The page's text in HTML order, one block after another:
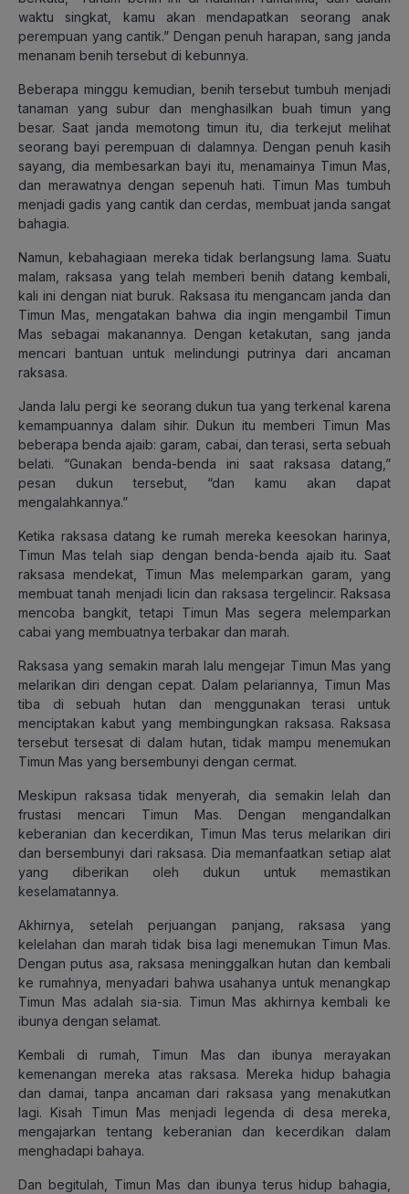
waktu singkat, kamu akan mendapatkan seorang anak
perempuan yang cantik.” Dengan penuh harapan, sang janda
menanam benih tersebut di kebunnya.
Beberapa minggu kemudian, benih tersebut tumbuh menjadi
tanaman yang subur dan menghasilkan buah timun yang
besar. Saat janda memotong timun itu, dia terkejut melihat
seorang bayi perempuan di dalamnya. Dengan penuh kasih
sayang, dia membesarkan bayi itu, menamainya Timun Mas,
dan merawatnya dengan sepenuh hati. Timun Mas tumbuh
menjadi gadis yang cantik dan cerdas, membuat janda sangat
bahagia.
Namun, kebahagiaan mereka tidak berlangsung lama. Suatu
malam, raksasa yang telah memberi benih datang kembali,
kali ini dengan niat buruk. Raksasa itu mengancam janda dan
Timun Mas, mengatakan bahwa dia ingin mengambil Timun
Mas sebagai makanannya. Dengan ketakutan, sang janda
mencari bantuan untuk melindungi putrinya dari ancaman
raksasa.
Janda lalu pergi ke seorang dukun tua yang terkenal karena
kemampuannya dalam sihir. Dukun itu memberi Timun Mas
beberapa benda ajaib: garam, cabai, dan terasi, serta sebuah
belati. “Gunakan benda-benda ini saat raksasa datang,”
pesan dukun tersebut, “dan kamu akan dapat
mengalahkannya.”
Ketika raksasa datang ke rumah mereka keesokan harinya,
Timun Mas telah siap dengan benda-benda ajaib itu. Saat
raksasa mendekat, Timun Mas melemparkan garam, yang
membuat tanah menjadi licin dan raksasa tergelincir. Raksasa
mencoba bangkit, tetapi Timun Mas segera melemparkan
cabai yang membuatnya terbakar dan marah.
Raksasa yang semakin marah lalu mengejar Timun Mas yang
melarikan diri dengan cepat. Dalam pelariannya, Timun Mas
tiba di sebuah hutan dan menggunakan terasi untuk
menciptakan kabut yang membingungkan raksasa. Raksasa
tersebut tersesat di dalam hutan, tidak mampu menemukan
Timun Mas yang bersembunyi dengan cermat.
Meskipun raksasa tidak menyerah, dia semakin lelah dan
frustasi mencari Timun Mas. Dengan mengandalkan
keberanian dan kecerdikan, Timun Mas terus melarikan diri
dan bersembunyi dari raksasa. Dia memanfaatkan setiap alat
yang diberikan oleh dukun untuk memastikan
keselamatannya.
Akhirnya, setelah perjuangan panjang, raksasa yang
kelelahan dan marah tidak bisa lagi menemukan Timun Mas.
Dengan putus asa, raksasa meninggalkan hutan dan kembali
ke rumahnya, menyadari bahwa usahanya untuk menangkap
Timun Mas adalah sia-sia. Timun Mas akhirnya kembali ke
ibunya dengan selamat.
Kembali di rumah, Timun Mas dan ibunya merayakan
kemenangan mereka atas raksasa. Mereka hidup bahagia
dan damai, tanpa ancaman dari raksasa yang menakutkan
lagi. Kisah Timun Mas menjadi legenda di desa mereka,
mengajarkan tentang keberanian dan kecerdikan dalam
menghadapi bahaya.
Dan begitulah, Timun Mas dan ibunya terus hidup bahagia,